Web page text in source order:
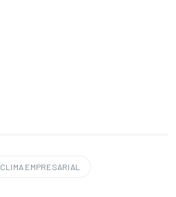
CLIMA EMPRESARIAL